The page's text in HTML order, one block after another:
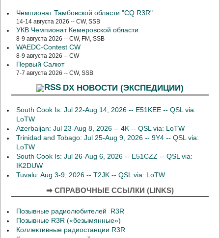
Чемпионат Тамбовской области "CQ R3R"
14-14 августа 2026 -- CW, SSB
УКВ Чемпионат Кемеровской области
8-9 августа 2026 -- CW, FM, SSB
WAEDC-Contest CW
8-9 августа 2026 -- CW
Первый Салют
7-7 августа 2026 -- CW, SSB
DX НОВОСТИ (ЭКСПЕДИЦИИ)
South Cook Is: Jul 22-Aug 14, 2026 -- E51KEE -- QSL via:
LoTW
Azerbaijan: Jul 23-Aug 8, 2026 -- 4K -- QSL via: LoTW
Trinidad and Tobago: Jul 25-Aug 9, 2026 -- 9Y4 -- QSL via:
LoTW
South Cook Is: Jul 26-Aug 6, 2026 -- E51CZZ -- QSL via:
IK2DUW
Tuvalu: Aug 3-9, 2026 -- T2JK -- QSL via: LoTW
➡ СПРАВОЧНЫЕ ССЫЛКИ (LINKS)
Позывные радиолюбителей R3R
Позывные R3R («безымянные»)
Коллективные радиостанции R3R